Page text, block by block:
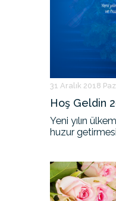
31 Aralık 2018
Hoş Geldin
Yeni yılın
huzur